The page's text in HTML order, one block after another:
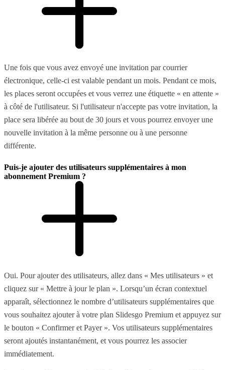
Une fois que vous avez envoyé une invitation par courrier
électronique, celle-ci est valable pendant un mois. Pendant ce mois,
les places seront occupées et vous verrez une étiquette « en attente »
à côté de l'utilisateur. Si l'utilisateur n'accepte pas votre invitation, la
place sera libérée au bout de 30 jours et vous pourrez envoyer une
nouvelle invitation à la même personne ou à une personne
différente.
Puis-je ajouter des utilisateurs supplémentaires à mon
abonnement Premium ?
Oui. Pour ajouter des utilisateurs, allez dans « Mes utilisateurs » et
cliquez sur « Mettre à jour le plan ». Lorsqu’un écran contextuel
apparaît, sélectionnez le nombre d’utilisateurs supplémentaires que
vous souhaitez ajouter à votre plan Slidesgo Premium et appuyez sur
le bouton « Confirmer et Payer ». Vos utilisateurs supplémentaires
seront ajoutés instantanément, et vous pourrez les associer
immédiatement.